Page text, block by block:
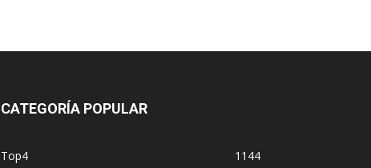
CATEGORÍA POPULAR
Top4
1144